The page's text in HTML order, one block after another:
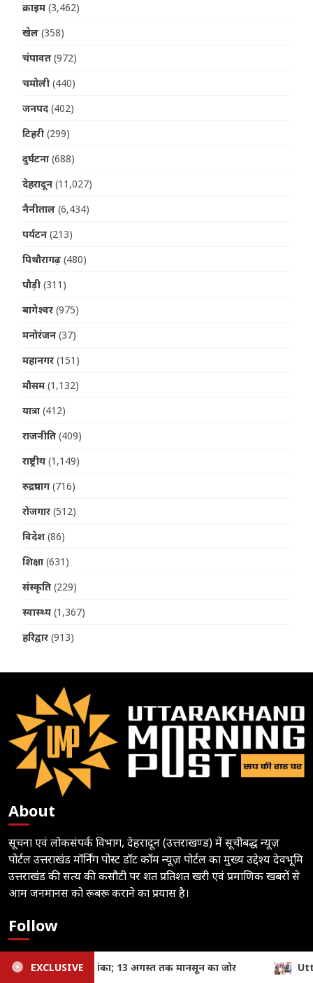
क्राइम (3,462)
खेल (358)
चंपावत (972)
चमोली (440)
जनपद (402)
टिहरी (299)
दुर्घटना (688)
देहरादून (11,027)
नैनीताल (6,434)
पर्यटन (213)
पिथौरागढ़ (480)
पौड़ी (311)
बागेश्वर (975)
मनोरंजन (37)
महानगर (151)
मौसम (1,132)
यात्रा (412)
राजनीति (409)
राष्ट्रीय (1,149)
रुद्रप्रयाग (716)
रोजगार (512)
विदेश (86)
शिक्षा (631)
संस्कृति (229)
स्वास्थ्य (1,367)
हरिद्वार (913)
About
सूचना एवं लोकसंपर्क विभाग, देहरादून (उत्तराखण्ड) में सूचीबद्ध न्यूज़
पोर्टल उत्तराखंड मॉर्निंग पोस्ट डॉट कॉम न्यूज़ पोर्टल का मुख्य उद्देश्य देवभूमि
उत्तराखंड की सत्य की कसौटी पर शत प्रतिशत खरी एवं प्रमाणिक खबरों से
आम जनमानस को रूबरू कराने का प्रयास है।
Follow
Author
EXCLUSIVE
Uttarakhand: तीलू रौतेली और आंगनबाड़ी पुरस्कार से मातृशक्ति